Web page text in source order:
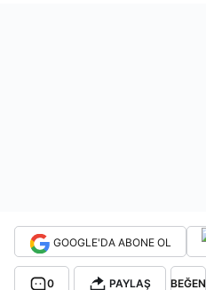
GOOGLE'DA ABONE OL
0 PAYLAŞ BEĞEN
mutl
u